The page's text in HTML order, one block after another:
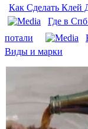
Как Сделать Клей
Где в
потали
Виды и марки